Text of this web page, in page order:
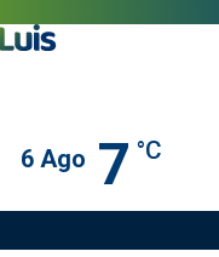
6 Ago 7 °C